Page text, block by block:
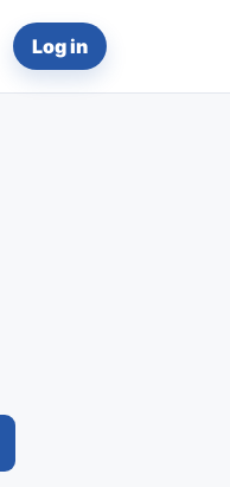
Log in